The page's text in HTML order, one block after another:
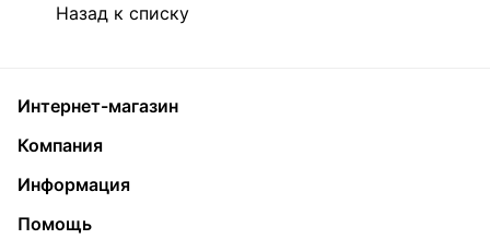
Назад к списку
Интернет-магазин
Компания
Информация
Помощь